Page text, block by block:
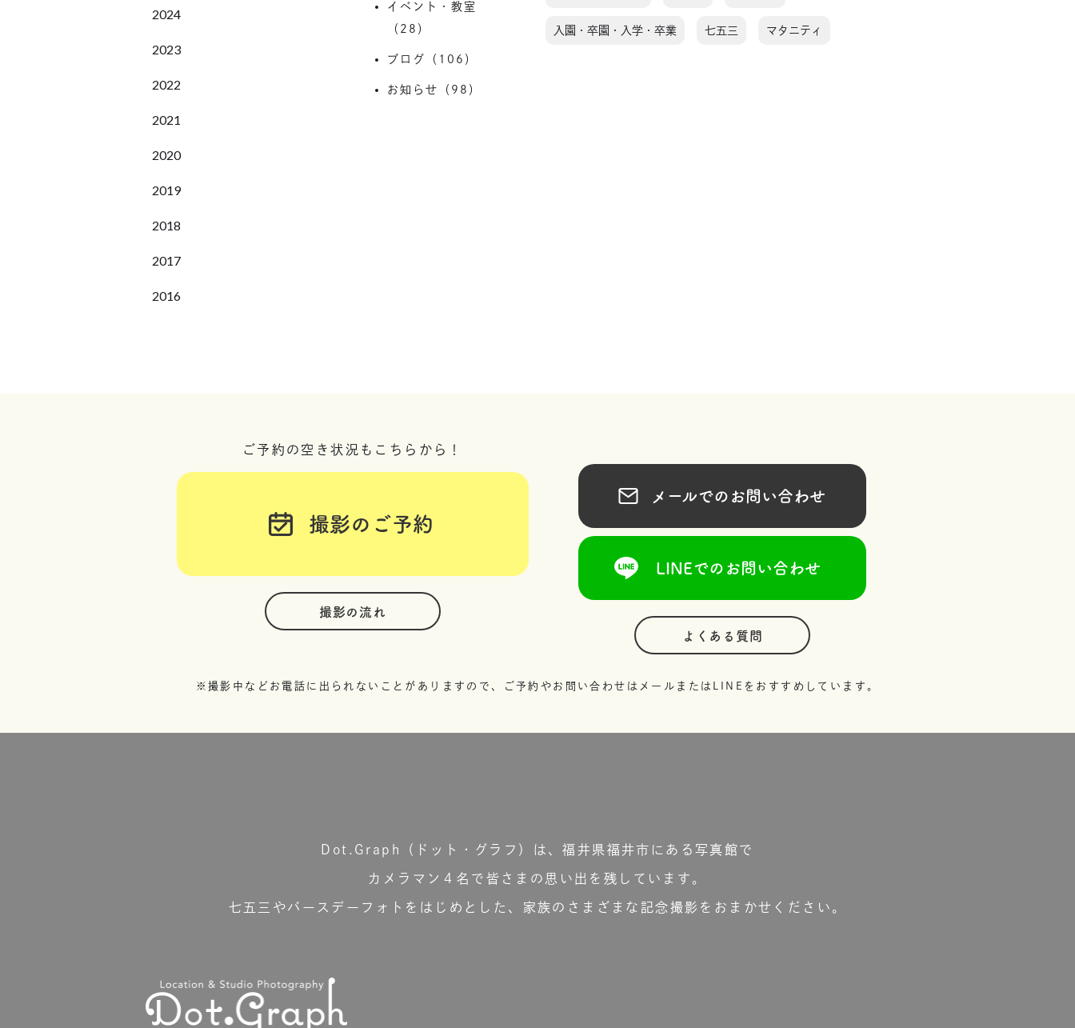
2024
2023
2022
2021
2020
2019
2018
2017
2016
イベント・教室
（28）
ブログ（106）
お知らせ（98）
入園・卒園・入学・卒業 七五三 マタニティ
ご予約の空き状況もこちらから！
撮影のご予約
撮影の流れ
メールでのお問い合わせ
LINEでのお問い合わせ
よくある質問
※撮影中などお電話に出られないことがありますので、ご予約やお問い合わせはメールまたはLINEをおすすめしています。
Dot.Graph（ドット・グラフ）は、福井県福井市にある写真館で
カメラマン４名で皆さまの思い出を残しています。
七五三やバースデーフォトをはじめとした、家族のさまざまな記念撮影をおまかせください。